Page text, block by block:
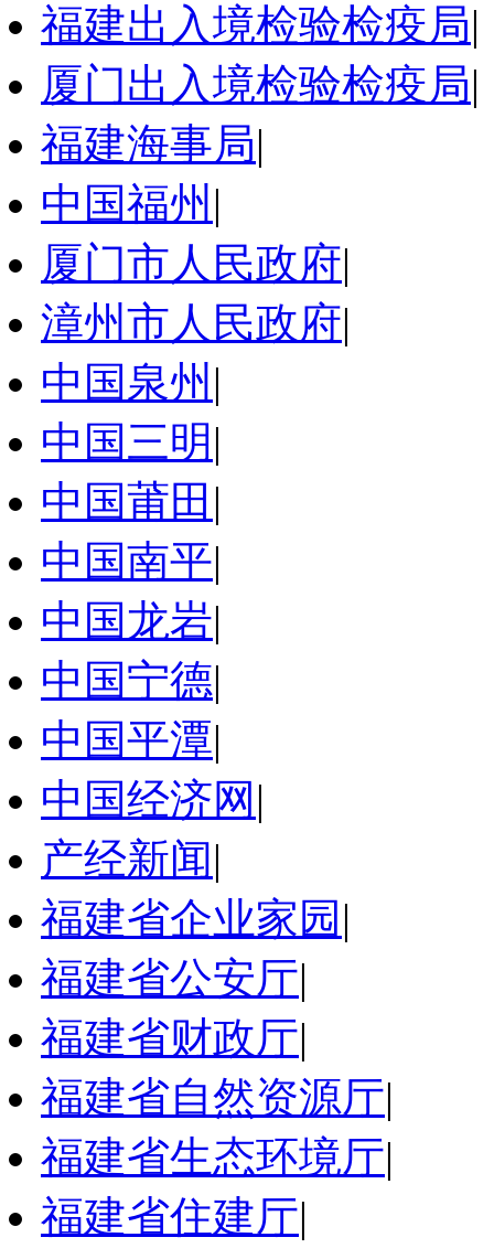
福建出入境检验检疫局|
厦门出入境检验检疫局|
福建海事局|
中国福州 |
厦门市人民政府|
漳州市人民政府|
中国泉州 |
中国三明 |
中国莆田 |
中国南平|
中国龙岩|
中国宁德|
中国平潭|
中国经济网 |
产经新闻|
福建省企业家园 |
福建省公安厅|
福建省财政厅|
福建省自然资源厅|
福建省生态环境厅|
福建省住建厅|